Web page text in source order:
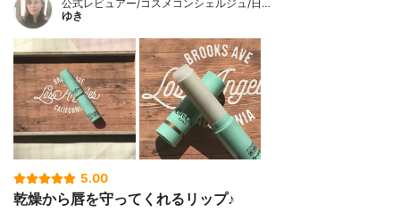
公式レビュアー/コスメコンシェルジュ/日…
ゆき
5.00
乾燥から唇を守ってくれるリップ♪